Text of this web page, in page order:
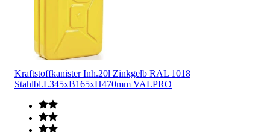
Kraftstoffkanister Inh.20l Zinkgelb RAL 1018
Stahlbl.L345xB165xH470mm VALPRO